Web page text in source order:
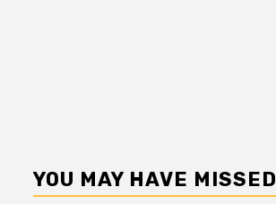
YOU MAY HAVE MISSED